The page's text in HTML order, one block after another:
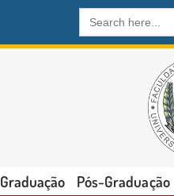
Search
for:
Graduação Pós-Graduação